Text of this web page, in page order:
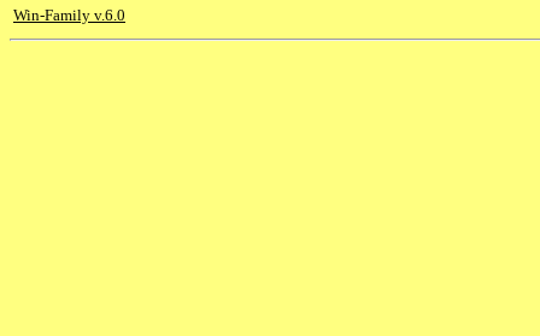
Win-Family v.6.0